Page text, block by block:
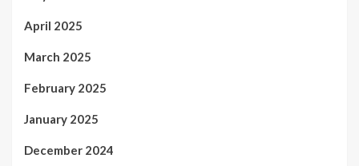
April 2025
March 2025
February 2025
January 2025
December 2024